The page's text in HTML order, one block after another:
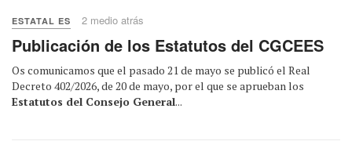
ESTATAL ES 2 medio atrás
Publicación de los Estatutos del CGCEES
Os comunicamos que el pasado 21 de mayo se publicó el Real
Decreto 402/2026, de 20 de mayo, por el que se aprueban los
Estatutos del Consejo General...